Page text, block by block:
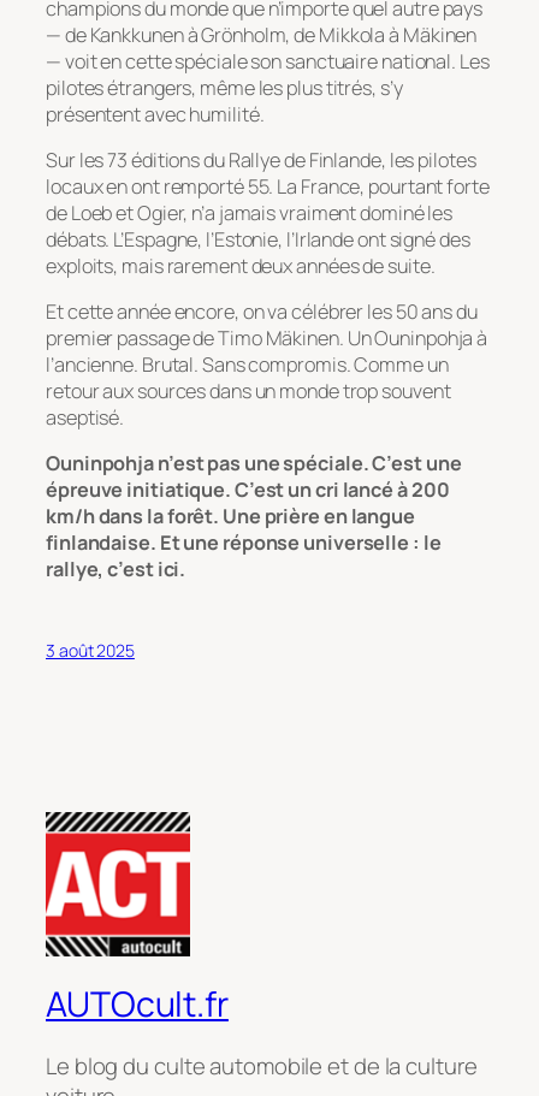
champions du monde que n’importe quel autre pays
— de Kankkunen à Grönholm, de Mikkola à Mäkinen
— voit en cette spéciale son sanctuaire national. Les
pilotes étrangers, même les plus titrés, s’y
présentent avec humilité.
Sur les 73 éditions du Rallye de Finlande, les pilotes
locaux en ont remporté 55. La France, pourtant forte
de Loeb et Ogier, n’a jamais vraiment dominé les
débats. L’Espagne, l’Estonie, l’Irlande ont signé des
exploits, mais rarement deux années de suite.
Et cette année encore, on va célébrer les 50 ans du
premier passage de Timo Mäkinen. Un Ouninpohja à
l’ancienne. Brutal. Sans compromis. Comme un
retour aux sources dans un monde trop souvent
aseptisé.
Ouninpohja n’est pas une spéciale. C’est une
épreuve initiatique. C’est un cri lancé à 200
km/h dans la forêt. Une prière en langue
finlandaise. Et une réponse universelle : le
rallye, c’est ici.
3 août 2025
AUTOcult.fr
Le blog du culte automobile et de la culture